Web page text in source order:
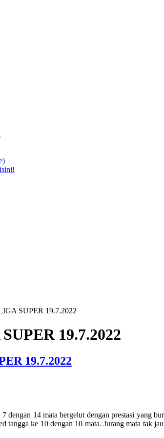
SUPER 19.7.2022
19.7.2022
19.7.2022
14 mata bergelut dengan prestasi yang
tangga ke 10 dengan 10 mata. Jurang mata tak